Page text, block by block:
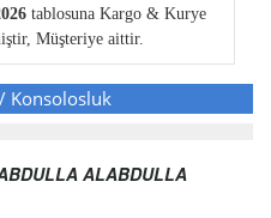
tablosuna Kargo & Kurye
Müşteriye aittir.
Konsolosluk
ALABDULLA